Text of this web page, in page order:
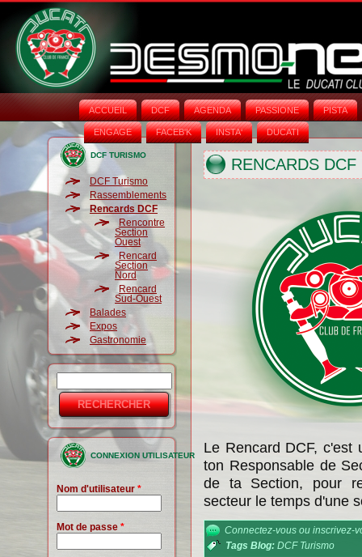
ACCUEIL DCF AGENDA PASSIONE PISTA
ENGAGE FACEB'K INSTA‘ DUCATI
DCF TURISMO
DCF Turismo
Rassemblements
Rencards DCF
Rencontre
Section
Ouest
Rencard
Section
Nord
Rencard
Sud-Ouest
Balades
Expos
Gastronomie
Formulaire
de
recherche
CONNEXION UTILISATEUR
Nom d'utilisateur *
Mot de passe *
RENCARDS DCF
Le Rencard DCF, c'est
ton Responsable de
de ta Section, pour
secteur le temps d'une
Connectez-vous ou inscrivez-
Tags Blog: DCF Turismo